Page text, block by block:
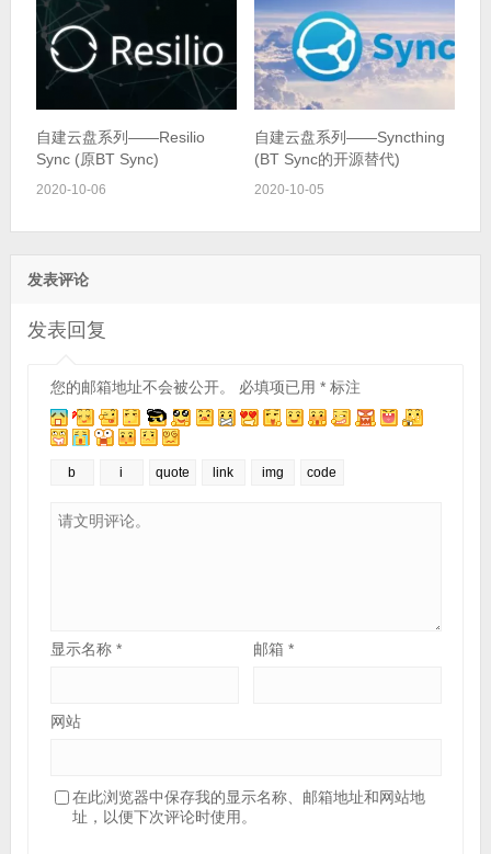
自建云盘系列——Resilio
Sync (原BT Sync)
2020-10-06
自建云盘系列——Syncthing
(BT Sync的开源替代)
2020-10-05
发表评论
发表回复
您的邮箱地址不会被公开。 必填项已用 *标注
显示名称 * 邮箱*
网站
在此浏览器中保存我的显示名称、邮箱地址和网站地
址，以便下次评论时使用。